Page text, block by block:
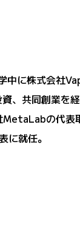
中に株式会社
、共同創業
の代表
に就任。